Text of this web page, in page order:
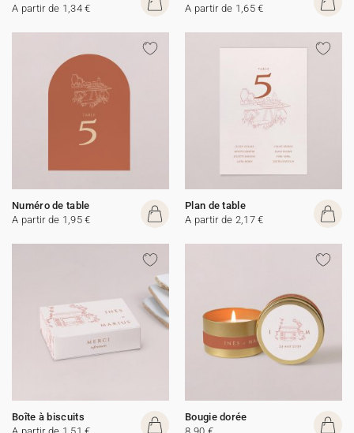
A partir de 1,34 € A partir de 1,65 €
Numéro de table
A partir de 1,95 €
Plan de table
A partir de 2,17 €
Boîte à biscuits
Bougie dorée